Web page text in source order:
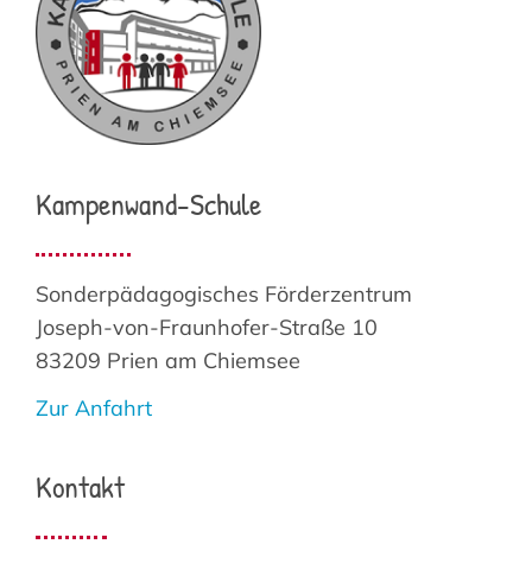
Kampenwand-Schule
Sonderpädagogisches Förderzentrum
Joseph-von-Fraunhofer-Straße 10
83209 Prien am Chiemsee
Zur Anfahrt
Kontakt